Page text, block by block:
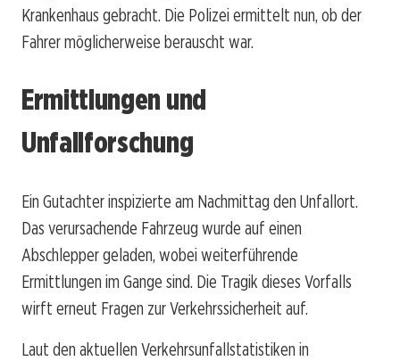
Krankenhaus gebracht. Die Polizei ermittelt nun, ob der
Fahrer möglicherweise berauscht war.
Ermittlungen und
Unfallforschung
Ein Gutachter inspizierte am Nachmittag den Unfallort.
Das verursachende Fahrzeug wurde auf einen
Abschlepper geladen, wobei weiterführende
Ermittlungen im Gange sind. Die Tragik dieses Vorfalls
wirft erneut Fragen zur Verkehrssicherheit auf.
Laut den aktuellen Verkehrsunfallstatistiken in